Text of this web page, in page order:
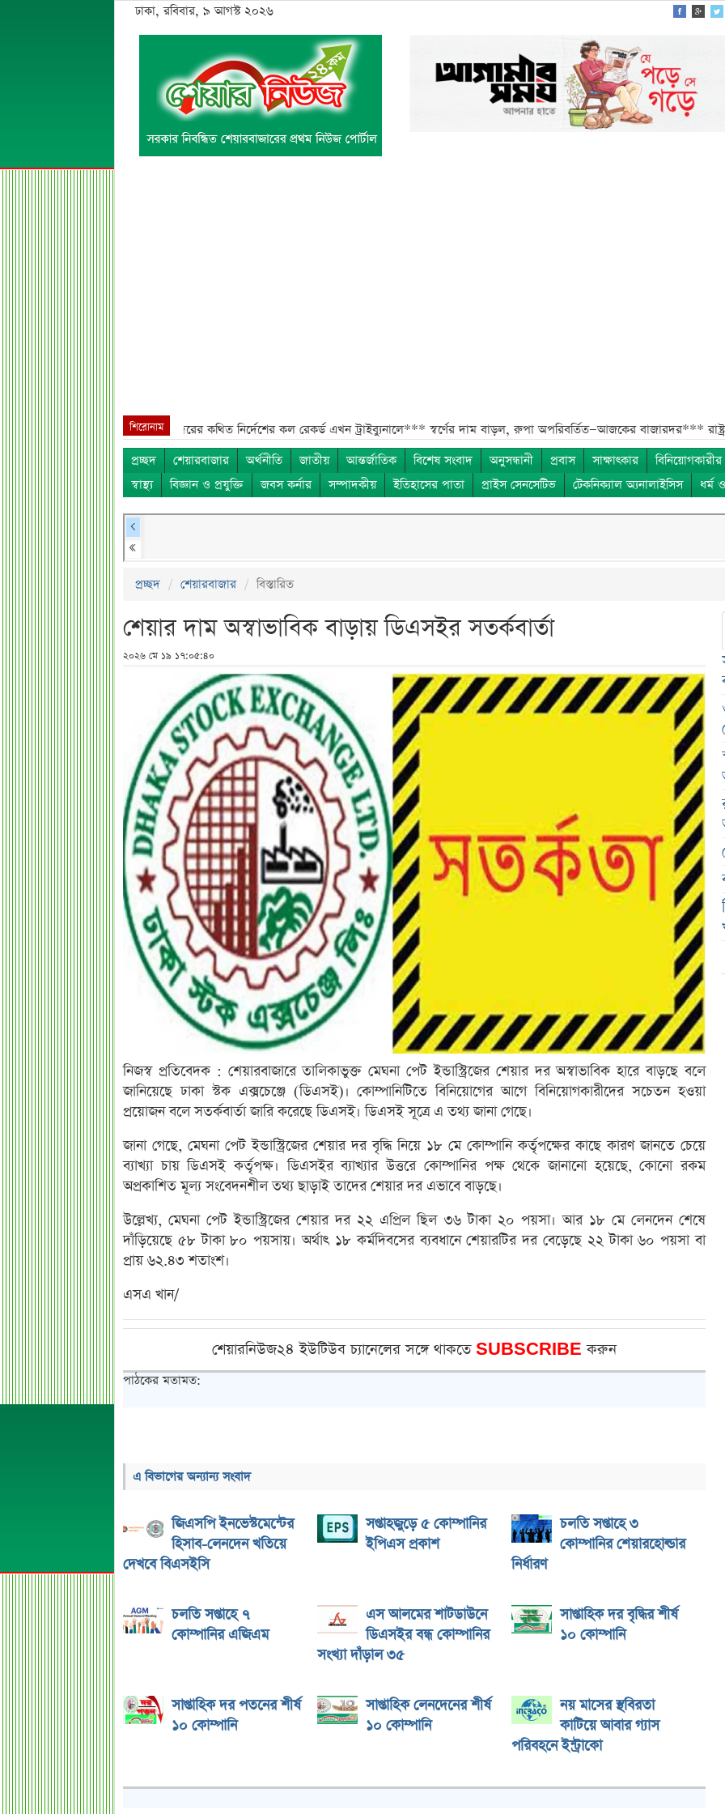
ঢাকা, রবিবার, ৯ আগস্ট ২০২৬
শিরোনাম
ওবায়দুল কাদেরের কথিত নির্দেশের কল রেকর্ড এখন ট্রাইব্যুনালে*** স্বর্ণের দাম বাড়ল, রুপা অপরিবর্তিত—আজকের বাজারদর*** রাষ্ট্রপতি
প্রচ্ছদ
শেয়ারবাজার অর্থনীতি জাতীয় আন্তর্জাতিক বিশেষ সংবাদ অনুসন্ধানী প্রবাস সাক্ষাৎকার
স্বাস্থ্য
বিজ্ঞান ও প্রযুক্তি জবস কর্নার সম্পাদকীয় ইতিহাসের পাতা প্রাইস সেনসেটিভ টেকনিক্যাল অ্যনালাইসিস ধর্ম
প্রচ্ছদ শেয়ারবাজার বিস্তারিত
শেয়ার দাম অস্বাভাবিক বাড়ায় ডিএসইর সতর্কবার্তা
২০২৬ মে ১৯ ১৭:০৫:৪০
নিজস্ব প্রতিবেদক : শেয়ারবাজারে তালিকাভুক্ত মেঘনা পেট ইন্ডাস্ট্রিজের শেয়ার দর অস্বাভাবিক হারে বাড়ছে বলে
জানিয়েছে ঢাকা স্টক এক্সচেঞ্জে (ডিএসই)। কোম্পানিটিতে বিনিয়োগের আগে বিনিয়োগকারীদের সচেতন হওয়া
প্রয়োজন বলে সতর্কবার্তা জারি করেছে ডিএসই। ডিএসই সূত্রে এ তথ্য জানা গেছে।
জানা গেছে, মেঘনা পেট ইন্ডাস্ট্রিজের শেয়ার দর বৃদ্ধি নিয়ে ১৮ মে কোম্পানি কর্তৃপক্ষের কাছে কারণ জানতে চেয়ে
ব্যাখ্যা চায় ডিএসই কর্তৃপক্ষ। ডিএসইর ব্যাখ্যার উত্তরে কোম্পানির পক্ষ থেকে জানানো হয়েছে, কোনো রকম
অপ্রকাশিত মূল্য সংবেদনশীল তথ্য ছাড়াই তাদের শেয়ার দর এভাবে বাড়ছে।
উল্লেখ্য, মেঘনা পেট ইন্ডাস্ট্রিজের শেয়ার দর ২২ এপ্রিল ছিল ৩৬ টাকা ২০ পয়সা। আর ১৮ মে লেনদেন শেষে
দাঁড়িয়েছে ৫৮ টাকা ৮০ পয়সায়। অর্থাৎ ১৮ কর্মদিবসের ব্যবধানে শেয়ারটির দর বেড়েছে ২২ টাকা ৬০ পয়সা বা
প্রায় ৬২.৪৩ শতাংশ।
এসএ খান/
শেয়ারনিউজ২৪ ইউটিউব চ্যানেলের সঙ্গে থাকতে SUBSCRIBEকরুন
পাঠকের মতামত:
এ বিভাগের অন্যান্য সংবাদ
জিএসপি ইনভেস্টমেন্টের
হিসাব-লেনদেন খতিয়ে
দেখবে বিএসইসি
সপ্তাহজুড়ে ৫ কোম্পানির
ইপিএস প্রকাশ
চলতি সপ্তাহে ৩
কোম্পানির শেয়ারহোল্ডার
নির্ধারণ
চলতি সপ্তাহে ৭
কোম্পানির এজিএম
এস আলমের শাটডাউনে
ডিএসইর বন্ধ কোম্পানির
সংখ্যা দাঁড়াল ৩৫
সাপ্তাহিক দর বৃদ্ধির শীর্ষ
১০ কোম্পানি
সাপ্তাহিক দর পতনের শীর্ষ
১০ কোম্পানি
সাপ্তাহিক লেনদেনের শীর্ষ
১০ কোম্পানি
নয় মাসের স্থবিরতা
কাটিয়ে আবার গ্যাস
পরিবহনে ইন্ট্রাকো